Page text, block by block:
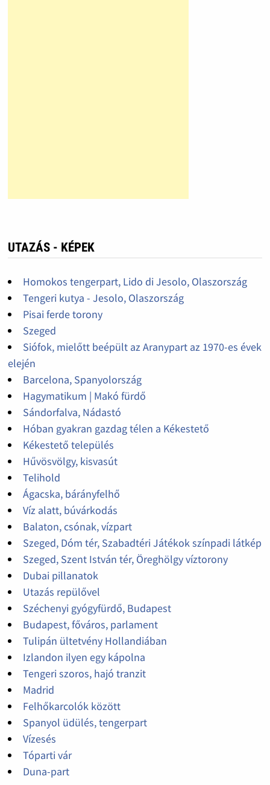
UTAZÁS - KÉPEK
Homokos tengerpart, Lido di Jesolo, Olaszország
Tengeri kutya - Jesolo, Olaszország
Pisai ferde torony
Szeged
Siófok, mielőtt beépült az Aranypart az 1970-es évek
elején
Barcelona, Spanyolország
Hagymatikum | Makó fürdő
Sándorfalva, Nádastó
Hóban gyakran gazdag télen a Kékestető
Kékestető település
Hűvösvölgy, kisvasút
Telihold
Ágacska, bárányfelhő
Víz alatt, búvárkodás
Balaton, csónak, vízpart
Szeged, Dóm tér, Szabadtéri Játékok színpadi látkép
Szeged, Szent István tér, Öreghölgy víztorony
Dubai pillanatok
Utazás repülővel
Széchenyi gyógyfürdő, Budapest
Budapest, főváros, parlament
Tulipán ültetvény Hollandiában
Izlandon ilyen egy kápolna
Tengeri szoros, hajó tranzit
Madrid
Felhőkarcolók között
Spanyol üdülés, tengerpart
Vízesés
Tóparti vár
Duna-part